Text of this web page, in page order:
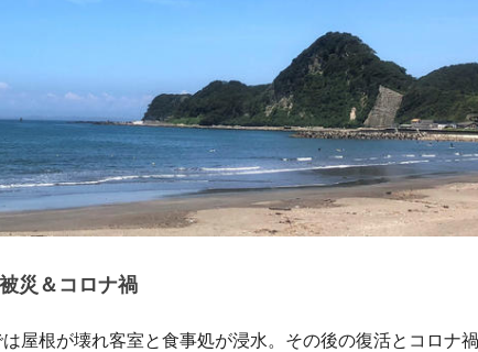
災＆コロナ禍
屋根が壊れ客室と食事処が浸水。その後の復活とコロナ